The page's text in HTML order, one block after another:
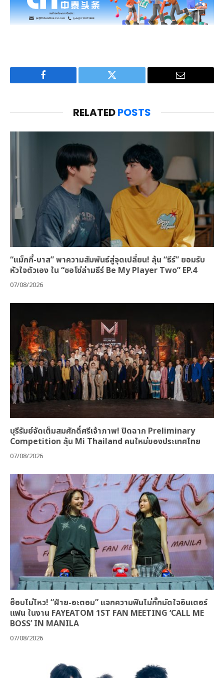
Facebook Twitter Email
RELATEDPOSTS
“แม็กกี้-บาส” พาความสัมพันธ์สู่จุดเปลี่ยน! ลุ้น “ธีร์” ยอมรับ
หัวใจตัวเอง ใน “ซอโซ่ล่ามธีร์ Be My Player Two” EP.4
07/08/2026
บุรีรัมย์จัดเต็มสมศักดิ์ศรีเจ้าภาพ! ปิดฉาก Preliminary
Competition ลุ้น Mi Thailand คนใหม่ของประเทศไทย
07/08/2026
ฮ็อบไม่ไหว! “ฝ้าย-อะตอม” แจกความฟินไม่กั๊กมัดใจอินเตอร์
แฟน ในงาน FAYEATOM 1ST FAN MEETING ‘CALL ME
BOSS’ IN MANILA
07/08/2026